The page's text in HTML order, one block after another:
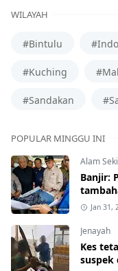
WILAYAH
#Bintulu
#Kuching
#Sandakan
POPULAR MINGGU INI
Alam
Banjir:
Jan 31,
Jenayah
Kes
suspek